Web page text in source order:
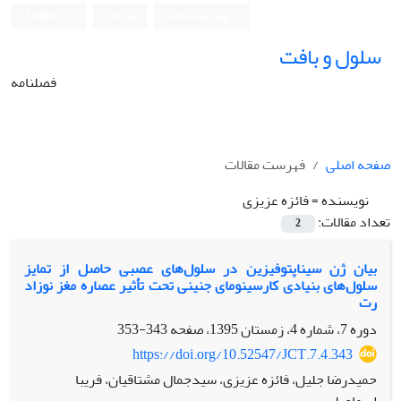
سلول و بافت
فصلنامه
صفحه اصلی
فهرست مقالات
نویسنده =فائزه عزیزی
تعداد مقالات:
2
بیان ژن‌ سیناپتوفیزین در سلول‌های عصبی حاصل از تمایز
سلول‌های بنیادی کارسینومای جنینی تحت تأثیر عصاره مغز نوزاد
رت
دوره 7، شماره 4، زمستان 1395، صفحه
343-353
https://doi.org/10.52547/JCT.7.4.343
حمیدرضا جلیل، فائزه عزیزی، سیدجمال مشتاقیان، فریبا